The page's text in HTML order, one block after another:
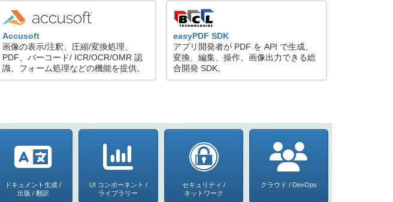
Accusoft
画像の表示/注釈、圧縮/変換処理、
PDF、バーコード/ ICR/OCR/OMR 認
識、フォーム処理などの機能を提供。
easyPDF SDK
アプリ開発者が PDF を API で生成、
変換、編集、操作、画像出力できる総
合開発 SDK。
ドキュメント生成 /
出版 / 翻訳
UI コンポーネント /
ライブラリー
セキュリティ /
ネットワーク
クラウド / DevOps